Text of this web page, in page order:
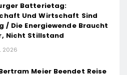
Batterietag:
Und Wirtschaft Sind
/ Die Energiewende Braucht
Nicht Stillstand
2026
Meier Beendet Reise